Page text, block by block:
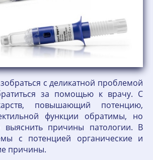
с деликатной проблемой
за помощью к врачу. С
повышающий потенцию,
функции обратимы, но
выяснить причины патологии. В
с потенцией органические и
причины.